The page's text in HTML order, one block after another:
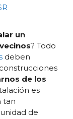
un
? Todo
deben
de los
es
tan
de